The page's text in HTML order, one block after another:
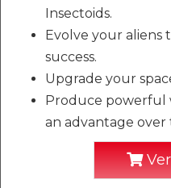
Insectoids.
Evolve your aliens
success.
Upgrade your
Produce powerful
an advantage over